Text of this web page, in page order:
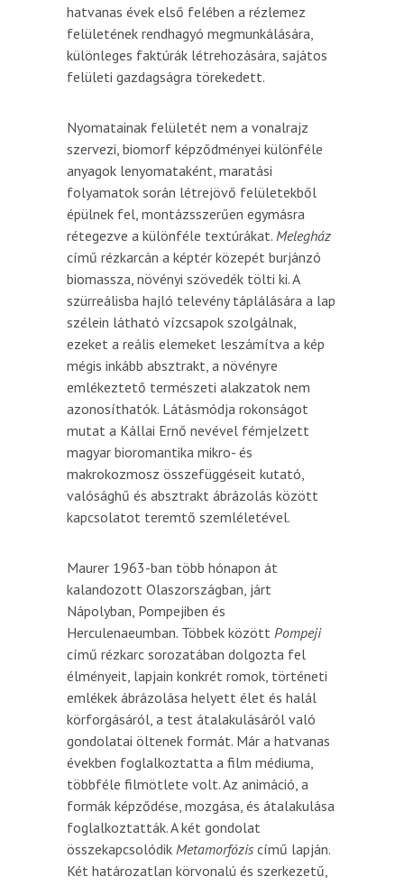
hatvanas évek első felében a rézlemez
felületének rendhagyó megmunkálására,
különleges faktúrák létrehozására, sajátos
felületi gazdagságra törekedett.
Nyomatainak felületét nem a vonalrajz
szervezi, biomorf képződményei különféle
anyagok lenyomataként, maratási
folyamatok során létrejövő felületekből
épülnek fel, montázsszerűen egymásra
rétegezve a különféle textúrákat. Melegház
című rézkarcán a képtér közepét burjánzó
biomassza, növényi szövedék tölti ki. A
szürreálisba hajló televény táplálására a lap
szélein látható vízcsapok szolgálnak,
ezeket a reális elemeket leszámítva a kép
mégis inkább absztrakt, a növényre
emlékeztető természeti alakzatok nem
azonosíthatók. Látásmódja rokonságot
mutat a Kállai Ernő nevével fémjelzett
magyar bioromantika mikro- és
makrokozmosz összefüggéseit kutató,
valósághű és absztrakt ábrázolás között
kapcsolatot teremtő szemléletével.
Maurer 1963-ban több hónapon át
kalandozott Olaszországban, járt
Nápolyban, Pompejiben és
Herculenaeumban. Többek között Pompeji
című rézkarc sorozatában dolgozta fel
élményeit, lapjain konkrét romok, történeti
emlékek ábrázolása helyett élet és halál
körforgásáról, a test átalakulásáról való
gondolatai öltenek formát. Már a hatvanas
években foglalkoztatta a film médiuma,
többféle filmötlete volt. Az animáció, a
formák képződése, mozgása, és átalakulása
foglalkoztatták. A két gondolat
összekapcsolódik Metamorfózis című lapján.
Két határozatlan körvonalú és szerkezetű,